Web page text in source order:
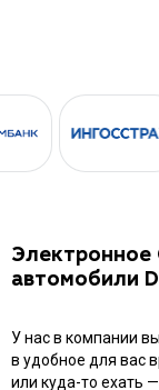
автомобили
У нас в компании
в удобное для вас
или куда-то ехать